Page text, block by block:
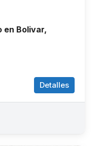
en Bolivar,
Detalles